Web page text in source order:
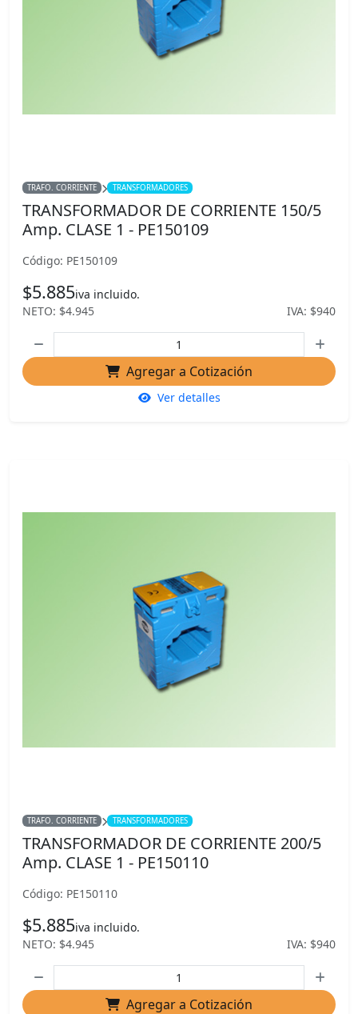
TRAFO. CORRIENTE TRANSFORMADORES
TRANSFORMADOR DE CORRIENTE 150/5
Amp. CLASE 1 - PE150109
Código: PE150109
$5.885iva incluido.
NETO: $4.945
IVA: $940
Agregar a Cotización
Ver detalles
TRAFO. CORRIENTE TRANSFORMADORES
TRANSFORMADOR DE CORRIENTE 200/5
Amp. CLASE 1 - PE150110
Código: PE150110
$5.885iva incluido.
NETO: $4.945
IVA: $940
Agregar a Cotización